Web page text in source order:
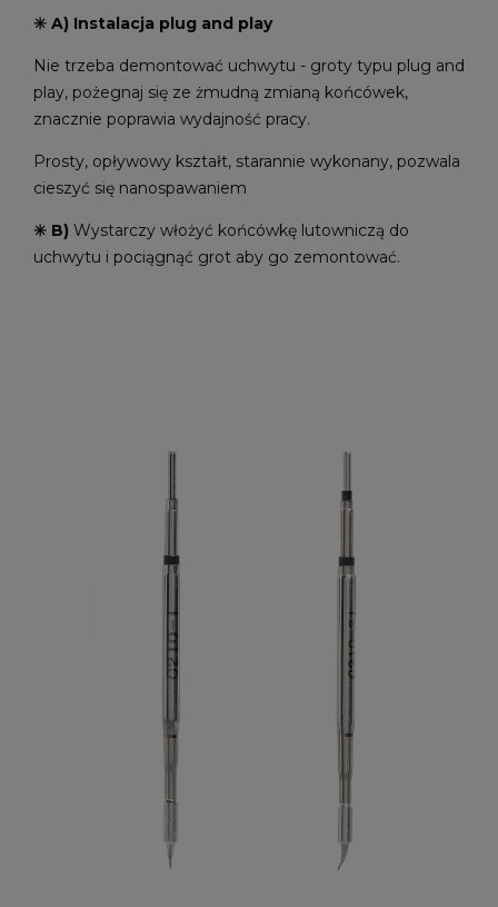
✳️ A) Instalacja plug and play
Nie trzeba demontować uchwytu - groty typu plug and
play, pożegnaj się ze żmudną zmianą końcówek,
znacznie poprawia wydajność pracy.
Prosty, opływowy kształt, starannie wykonany, pozwala
cieszyć się nanospawaniem
✳️ B) Wystarczy włożyć końcówkę lutowniczą do
uchwytu i pociągnąć grot aby go zemontować.